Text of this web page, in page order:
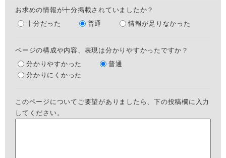
お求めの情報が十分掲載されていましたか？
十分だった
普通 情報が足りなかった
ページの構成や内容、表現は分かりやすかったですか？
分かりやすかった
普通
分かりにくかった
このページについてご要望がありましたら、下の投稿欄に入力
してください。